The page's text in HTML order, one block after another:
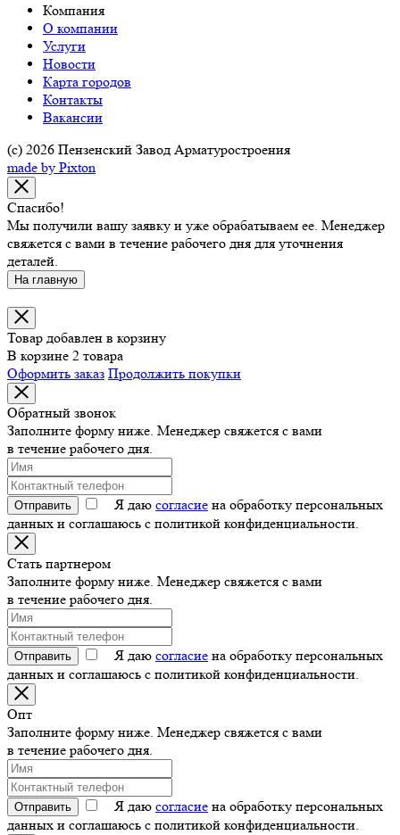
Компания
О компании
Услуги
Новости
Карта городов
Контакты
Вакансии
(c) 2026 Пензенский Завод Арматуростроения
made by Pixton
Спасибо!
Мы получили вашу заявку и уже обрабатываем ее. Менеджер
свяжется с вами в течение рабочего дня для уточнения
деталей.
На главную
Товар добавлен в корзину
В корзине 2 товара
Оформить заказ Продолжить покупки
Обратный звонок
Заполните форму ниже. Менеджер свяжется с вами
в течение рабочего дня.
Отправить Я даю согласие на обработку персональных
данных и соглашаюсь с политикой конфиденциальности.
Стать партнером
Заполните форму ниже. Менеджер свяжется с вами
в течение рабочего дня.
Отправить Я даю согласие на обработку персональных
данных и соглашаюсь с политикой конфиденциальности.
Опт
Заполните форму ниже. Менеджер свяжется с вами
в течение рабочего дня.
Отправить Я даю согласие на обработку персональных
данных и соглашаюсь с политикой конфиденциальности.